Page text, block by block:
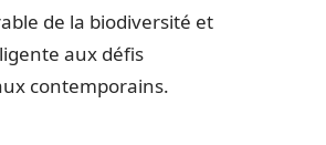
de la biodiversité et
aux défis
contemporains.